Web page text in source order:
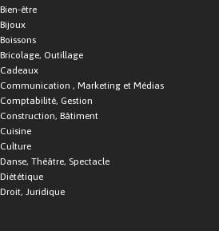
Bien-être
Bijoux
Boissons
Bricolage, Outillage
Cadeaux
Communication , Marketing et Médias
Comptabilité, Gestion
Construction, Bâtiment
Cuisine
Culture
Danse, Théâtre, Spectacle
Diététique
Droit, Juridique